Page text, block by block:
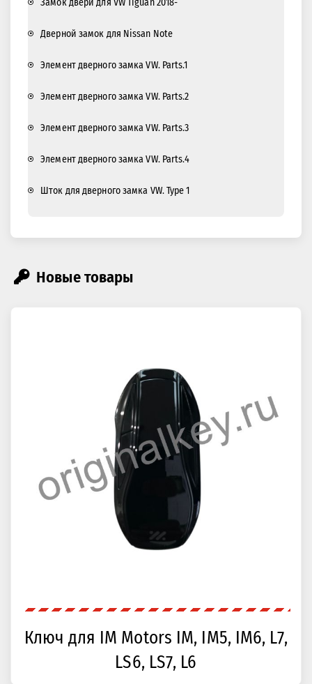
Дверной замок для Nissan Note
Элемент дверного замка VW. Parts.1
Элемент дверного замка VW. Parts.2
Элемент дверного замка VW. Parts.3
Элемент дверного замка VW. Parts.4
Шток для дверного замка VW. Type 1
Новые товары
Ключ для IM Motors IM, IM5, IM6, L7,
LS6, LS7, L6